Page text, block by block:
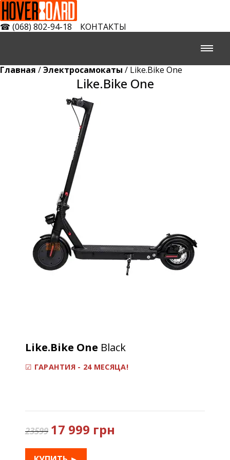
☎ (068) 802-94-18 КОНТАКТЫ
Главная /Электросамокаты / Like.Bike One
Like.Bike One
Like.Bike One Black
☑ ГАРАНТИЯ - 24 МЕСЯЦА!
23599 17 999 грн